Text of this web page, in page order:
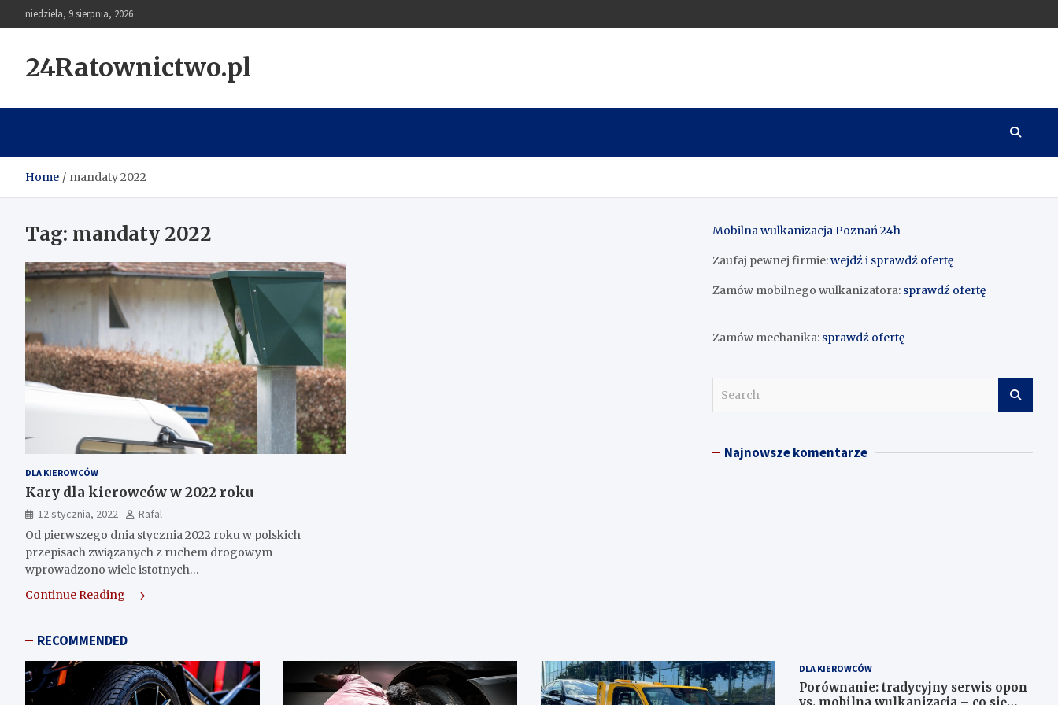
to
niedziela, 9 sierpnia, 2026
24Ratownictwo.pl
Home mandaty 2022
Tag: mandaty 2022
DLA KIEROWCÓW
Kary dla kierowców w 2022 roku
12 stycznia, 2022
Rafal
Od pierwszego dnia stycznia 2022 roku w polskich
przepisach związanych z ruchem drogowym
wprowadzono wiele istotnych…
Continue Reading
Mobilna wulkanizacja Poznań 24h
Zaufaj pewnej firmie:wejdź i sprawdź ofertę
Zamów mobilnego wulkanizatora: sprawdź ofertę
Zamów mechanika: sprawdź ofertę
c Najnowsze komentarze
RECOMMENDED
DLA KIEROWCÓW
Porównanie: tradycyjny serwis opon